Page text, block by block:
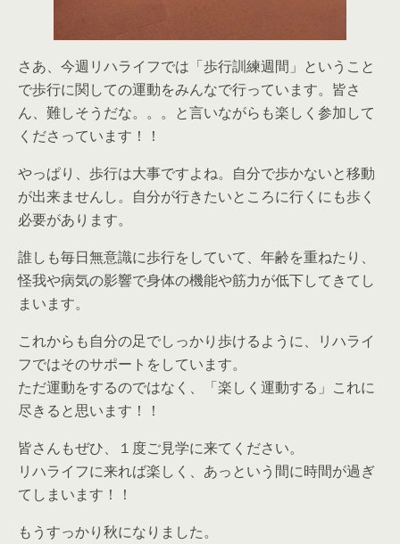
さあ、今週リハライフでは「歩行訓練週間」ということ
で歩行に関しての運動をみんなで行っています。皆さ
ん、難しそうだな。。。と言いながらも楽しく参加して
くださっています！！
やっぱり、歩行は大事ですよね。自分で歩かないと移動
が出来ませんし。自分が行きたいところに行くにも歩く
必要があります。
誰しも毎日無意識に歩行をしていて、年齢を重ねたり、
怪我や病気の影響で身体の機能や筋力が低下してきてし
まいます。
これからも自分の足でしっかり歩けるように、リハライ
フではそのサポートをしています。
ただ運動をするのではなく、「楽しく運動する」これに
尽きると思います！！
皆さんもぜひ、１度ご見学に来てください。
リハライフに来れば楽しく、あっという間に時間が過ぎ
てしまいます！！
もうすっかり秋になりました。